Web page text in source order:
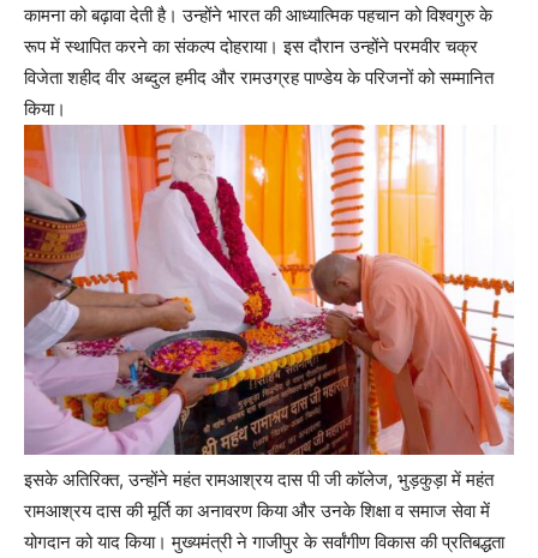
कामना को बढ़ावा देती है। उन्होंने भारत की आध्यात्मिक पहचान को विश्वगुरु के
रूप में स्थापित करने का संकल्प दोहराया। इस दौरान उन्होंने परमवीर चक्र
विजेता शहीद वीर अब्दुल हमीद और रामउग्रह पाण्डेय के परिजनों को सम्मानित
किया।
इसके अतिरिक्त, उन्होंने महंत रामआश्रय दास पी जी कॉलेज, भुड़कुड़ा में महंत
रामआश्रय दास की मूर्ति का अनावरण किया और उनके शिक्षा व समाज सेवा में
योगदान को याद किया। मुख्यमंत्री ने गाजीपुर के सर्वांगीण विकास की प्रतिबद्धता